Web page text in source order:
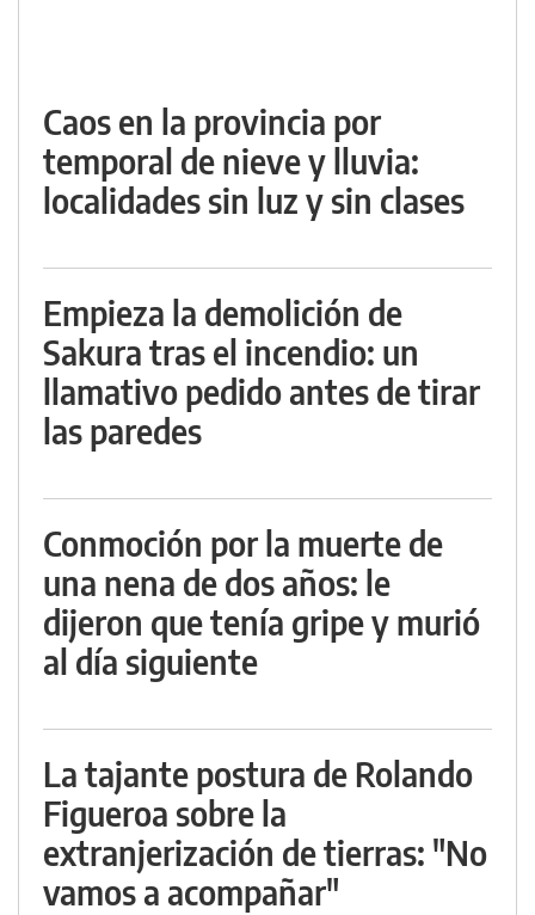
Caos en la provincia por
temporal de nieve y lluvia:
localidades sin luz y sin clases
Empieza la demolición de
Sakura tras el incendio: un
llamativo pedido antes de tirar
las paredes
Conmoción por la muerte de
una nena de dos años: le
dijeron que tenía gripe y murió
al día siguiente
La tajante postura de Rolando
Figueroa sobre la
extranjerización de tierras: "No
vamos a acompañar"